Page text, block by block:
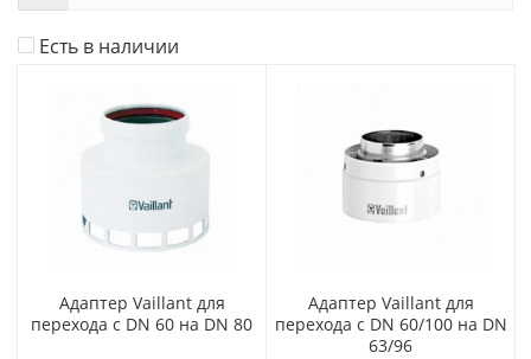
Есть в наличии
Адаптер Vaillant для
перехода с DN 60 на DN 80
Адаптер Vaillant для
перехода с DN 60/100 на DN
63/96